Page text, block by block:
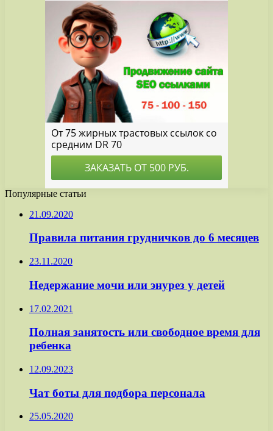
Популярные статьи
21.09.2020
Правила питания грудничков до 6 месяцев
23.11.2020
Недержание мочи или энурез у детей
17.02.2021
Полная занятость или свободное время для
ребенка
12.09.2023
Чат боты для подбора персонала
25.05.2020